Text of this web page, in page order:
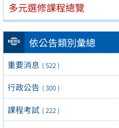
多元選修課程總覽
依公告類別彙總
重要消息 ( 522 )
行政公告 ( 300 )
課程考試 ( 222 )